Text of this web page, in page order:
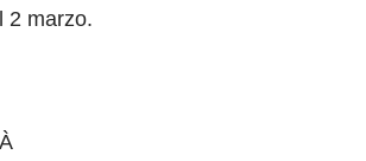
2 marzo.